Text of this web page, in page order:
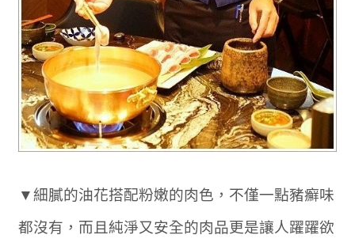
▼細膩的油花搭配粉嫩的肉色，不僅一點豬癬味
都沒有，而且純淨又安全的肉品更是讓人躍躍欲